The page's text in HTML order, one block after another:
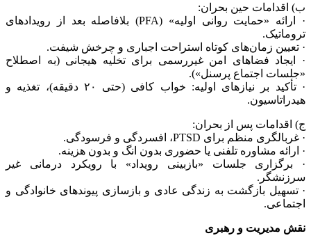
ب) اقدامات حین بحران:
· ارائه «حمایت روانی اولیه» (PFA) بلافاصله بعد از رویدادهای
تروماتیک.
· تعیین زمان‌های کوتاه استراحت اجباری و چرخش شیفت.
· ایجاد فضاهای امن غیررسمی برای تخلیه هیجانی (به اصطلاح
«جلسات اجتماع پرسنل»).
· تأکید بر نیازهای اولیه: خواب کافی (حتی ۲۰ دقیقه)، تغذیه و
هیدراتاسیون.
ج) اقدامات پس از بحران:
· غربالگری منظم برای PTSD، افسردگی و فرسودگی.
· ارائه مشاوره تلفنی یا حضوری بدون انگ و بدون هزینه.
· برگزاری جلسات «بازبینی رویداد» با رویکرد درمانی غیر
سرزنشگر.
· تسهیل بازگشت به زندگی عادی و بازسازی پیوندهای خانوادگی و
اجتماعی.
نقش مدیریت و رهبری